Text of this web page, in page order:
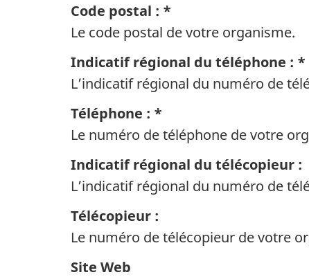
Code postal : *
Le code postal de votre organisme.
Indicatif régional du téléphone : *
L’indicatif régional du numéro de
Téléphone : *
Le numéro de téléphone de votre
Indicatif régional du télécopieur :
L’indicatif régional du numéro de
Télécopieur :
Le numéro de télécopieur de votre
Site Web